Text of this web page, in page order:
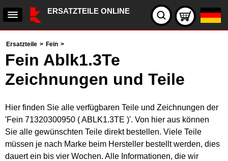
ERSATZTEILE ONLINE
Ersatzteile > Fein >
Fein Ablk1.3Te
Zeichnungen und Teile
Hier finden Sie alle verfügbaren Teile und Zeichnungen der
'Fein 71320300950 ( ABLK1.3TE )'. Von hier aus können
Sie alle gewünschten Teile direkt bestellen. Viele Teile
müssen je nach Marke beim Hersteller bestellt werden, dies
dauert ein bis vier Wochen. Alle Informationen, die wir